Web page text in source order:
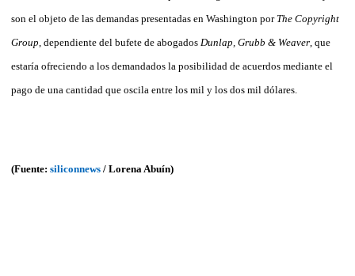
son el objeto de las demandas presentadas en Washington por The Copyright
Group , dependiente del bufete de abogados Dunlap, Grubb & Weaver , que
estaría ofreciendo a los demandados la posibilidad de acuerdos mediante el
pago de una cantidad que oscila entre los mil y los dos mil dólares.
(Fuente: siliconnews / Lorena Abuín)